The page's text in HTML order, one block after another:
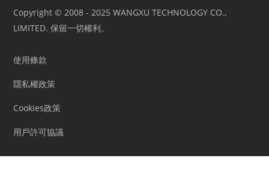
Copyright © 2008 - 2025 WANGXU TECHNOLOGY CO.,
LIMITED. 保留一切權利。
使用條款
隱私權政策
Cookies政策
用戶許可協議